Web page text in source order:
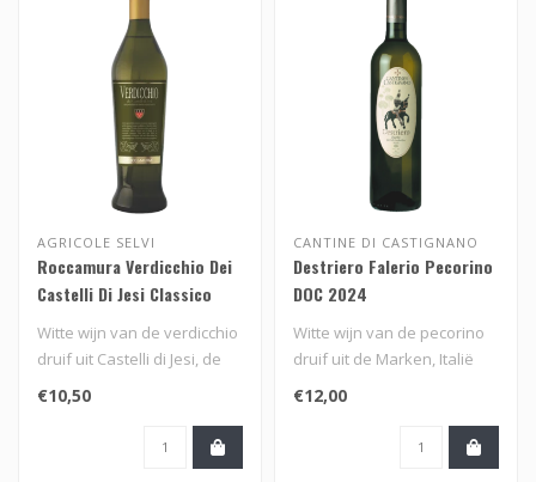
AGRICOLE SELVI
Roccamura Verdicchio Dei
Castelli Di Jesi Classico
Witte wijn van de verdicchio
druif uit Castelli di Jesi, de
Marken, Italië van ..
€10,50
CANTINE DI CASTIGNANO
Destriero Falerio Pecorino
DOC 2024
Witte wijn van de pecorino
druif uit de Marken, Italië
€12,00